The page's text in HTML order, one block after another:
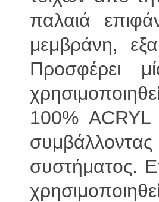
παλαιά
μεμβράνη,
Προσφέρει
100% ACRYL
συστήματος.